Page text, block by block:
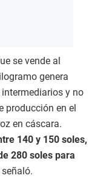
se vende al
genera
y no
producción en el
en cáscara.
140 y 150 soles,
280 soles para
señaló.